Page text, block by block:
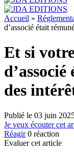
Accueil »
d’associé était
Et si
des
Publié le 03 juin
Je veux écouter cet
Réagir 0 réaction
Evaluer cet article